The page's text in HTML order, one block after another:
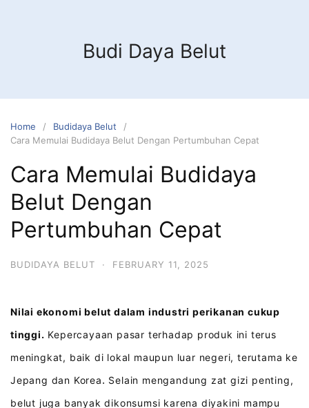
Budi Daya Belut
Home
Budidaya Belut
Cara Memulai Budidaya Belut Dengan Pertumbuhan Cepat
Cara Memulai Budidaya
Belut Dengan
Pertumbuhan Cepat
BUDIDAYA BELUT · FEBRUARY 11, 2025
Nilai ekonomi belut dalam industri perikanan cukup
tinggi. Kepercayaan pasar terhadap produk ini terus
meningkat, baik di lokal maupun luar negeri, terutama ke
Jepang dan Korea. Selain mengandung zat gizi penting,
belut juga banyak dikonsumsi karena diyakini mampu